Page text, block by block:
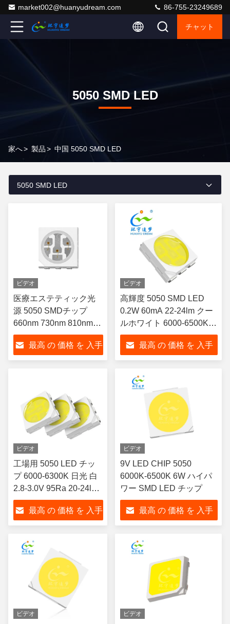
market002@huanyudream.com 86-755-23249689
チャット
5050 SMD LED
家へ> 製品> 中国 5050 SMD LED
5050 SMD LED
ビデオ
医療エステティック光
源 5050 SMDチップ
660nm 730nm 810nm
830nm 850nm 赤外線美
容療法のスペクトロメ
ーター ヘア成長キャッ
最高 の 価格 を 入手
ビデオ
高輝度 5050 SMD LED
0.2W 60mA 22-24lm クー
ルホワイト 6000-6500K
LED ストリップおよび一
般照明用最高 の 価格 を 入手
ビデオ
工場用 5050 LED チッ
プ 6000-6300K 日光 白
2.8-3.0V 95Ra 20-24lm
無料サンプル 3年保証
最高 の 価格 を 入手
ビデオ
9V LED CHIP 5050
6000K-6500K 6W ハイパ
ワー SMD LED チップ
最高 の 価格 を 入手
ビデオ ビデオ